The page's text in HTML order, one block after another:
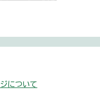
について